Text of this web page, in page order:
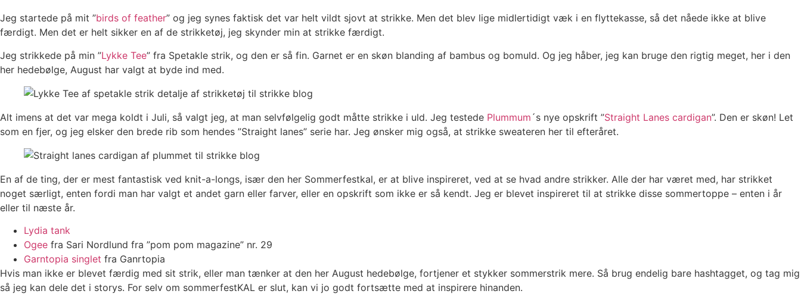
Jeg startede på mit ”birds of feather” og jeg synes faktisk det var helt vildt sjovt at strikke. Men det blev lige midlertidigt væk i en flyttekasse, så det nåede ikke at blive
færdigt. Men det er helt sikker en af de strikketøj, jeg skynder min at strikke færdigt.
Jeg strikkede på min ”Lykke Tee” fra Spetakle strik, og den er så fin. Garnet er en skøn blanding af bambus og bomuld. Og jeg håber, jeg kan bruge den rigtig meget, her i den
her hedebølge, August har valgt at byde ind med.
Alt imens at det var mega koldt i Juli, så valgt jeg, at man selvfølgelig godt måtte strikke i uld. Jeg testede Plummum ´s nye opskrift ”Straight Lanes cardigan”. Den er skøn! Let
som en fjer, og jeg elsker den brede rib som hendes ”Straight lanes” serie har. Jeg ønsker mig også, at strikke sweateren her til efteråret.
En af de ting, der er mest fantastisk ved knit-a-longs, især den her Sommerfestkal, er at blive inspireret, ved at se hvad andre strikker. Alle der har været med, har strikket
noget særligt, enten fordi man har valgt et andet garn eller farver, eller en opskrift som ikke er så kendt. Jeg er blevet inspireret til at strikke disse sommertoppe – enten i år
eller til næste år.
Lydia tank
Ogee fra Sari Nordlund fra ”pom pom magazine” nr. 29
Garntopia singlet fra Ganrtopia
Hvis man ikke er blevet færdig med sit strik, eller man tænker at den her August hedebølge, fortjener et stykker sommerstrik mere. Så brug endelig bare hashtagget, og tag mig
så jeg kan dele det i storys. For selv om sommerfestKAL er slut, kan vi jo godt fortsætte med at inspirere hinanden.